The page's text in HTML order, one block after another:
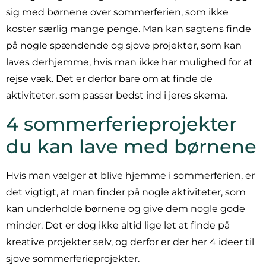
sig med børnene over sommerferien, som ikke
koster særlig mange penge. Man kan sagtens finde
på nogle spændende og sjove projekter, som kan
laves derhjemme, hvis man ikke har mulighed for at
rejse væk. Det er derfor bare om at finde de
aktiviteter, som passer bedst ind i jeres skema.
4 sommerferieprojekter
du kan lave med børnene
Hvis man vælger at blive hjemme i sommerferien, er
det vigtigt, at man finder på nogle aktiviteter, som
kan underholde børnene og give dem nogle gode
minder. Det er dog ikke altid lige let at finde på
kreative projekter selv, og derfor er der her 4 ideer til
sjove sommerferieprojekter.